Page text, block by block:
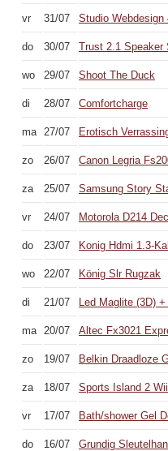
vr 31/07 Studio Webdesign
do 30/07 Trust 2.1 Speaker
wo 29/07 Shoot The Duck
di 28/07 Comfortcharge
ma 27/07 Erotisch
zo 26/07 Canon Legria
za 25/07 Samsung Story
vr 24/07 Motorola D214
do 23/07 Konig Hdmi 1.3-
wo 22/07 König Slr Rugzak
di 21/07 Led Maglite (3D)
ma 20/07 Altec Fx3021
zo 19/07 Belkin Draadloze
za 18/07 Sports Island 2 Wii
vr 17/07 Bath/shower Gel
do 16/07 Grundig